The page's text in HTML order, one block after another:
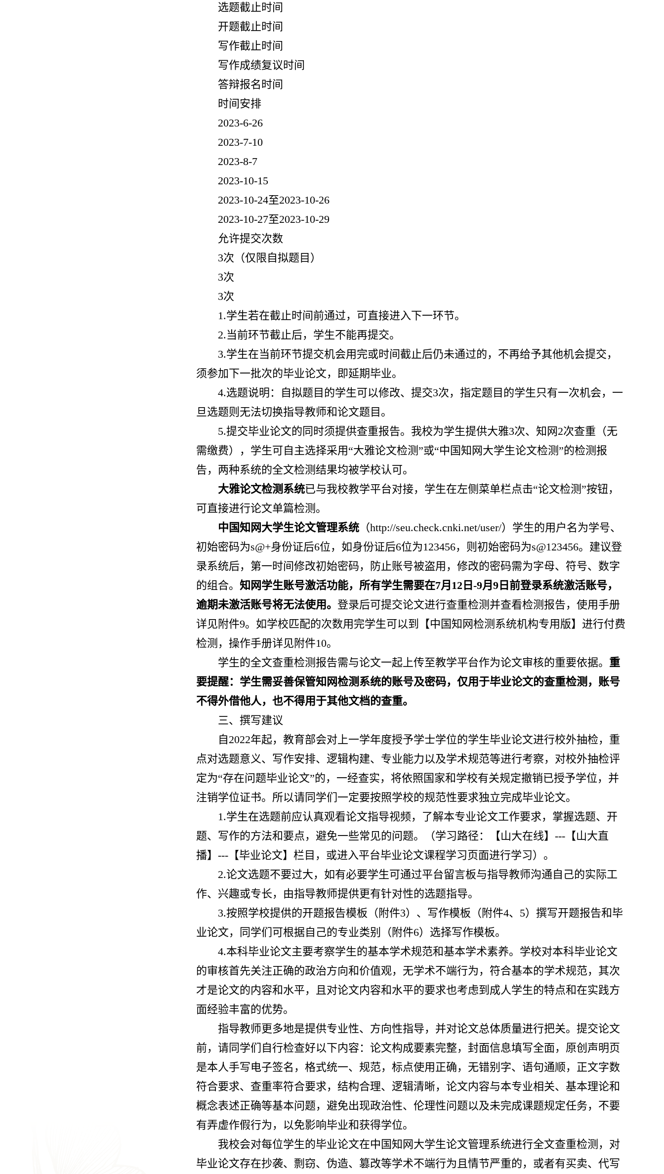
选题截止时间
开题截止时间
写作截止时间
写作成绩复议时间
答辩报名时间
时间安排
2023-6-26
2023-7-10
2023-8-7
2023-10-15
2023-10-24至2023-10-26
2023-10-27至2023-10-29
允许提交次数
3次（仅限自拟题目）
3次
3次
1.学生若在截止时间前通过，可直接进入下一环节。
2.当前环节截止后，学生不能再提交。
3.学生在当前环节提交机会用完或时间截止后仍未通过的，不再给予其他机会提交，
须参加下一批次的毕业论文，即延期毕业。
4.选题说明：自拟题目的学生可以修改、提交3次，指定题目的学生只有一次机会，一
旦选题则无法切换指导教师和论文题目。
5.提交毕业论文的同时须提供查重报告。我校为学生提供大雅3次、知网2次查重（无
需缴费），学生可自主选择采用“大雅论文检测”或“中国知网大学生论文检测”的检测报
告，两种系统的全文检测结果均被学校认可。
大雅论文检测系统已与我校教学平台对接，学生在左侧菜单栏点击“论文检测”按钮，
可直接进行论文单篇检测。
中国知网大学生论文管理系统 （http://seu.check.cnki.net/user/）学生的用户名为学号、
初始密码为s@+身份证后6位，如身份证后6位为123456，则初始密码为s@123456。建议登
录系统后，第一时间修改初始密码，防止账号被盗用，修改的密码需为字母、符号、数字
的组合。知网学生账号激活功能，所有学生需要在7月12日-9月9日前登录系统激活账号，
逾期未激活账号将无法使用。登录后可提交论文进行查重检测并查看检测报告，使用手册
详见附件9。如学校匹配的次数用完学生可以到【中国知网检测系统机构专用版】进行付费
检测，操作手册详见附件10。
学生的全文查重检测报告需与论文一起上传至教学平台作为论文审核的重要依据。 重
要提醒：学生需妥善保管知网检测系统的账号及密码，仅用于毕业论文的查重检测，账号
不得外借他人，也不得用于其他文档的查重。
三、撰写建议
自2022年起，教育部会对上一学年度授予学士学位的学生毕业论文进行校外抽检，重
点对选题意义、写作安排、逻辑构建、专业能力以及学术规范等进行考察，对校外抽检评
定为“存在问题毕业论文”的，一经查实，将依照国家和学校有关规定撤销已授予学位，并
注销学位证书。所以请同学们一定要按照学校的规范性要求独立完成毕业论文。
1.学生在选题前应认真观看论文指导视频，了解本专业论文工作要求，掌握选题、开
题、写作的方法和要点，避免一些常见的问题。（学习路径：【山大在线】---【山大直
播】---【毕业论文】栏目，或进入平台毕业论文课程学习页面进行学习）。
2.论文选题不要过大，如有必要学生可通过平台留言板与指导教师沟通自己的实际工
作、兴趣或专长，由指导教师提供更有针对性的选题指导。
3.按照学校提供的开题报告模板（附件3）、写作模板（附件4、5）撰写开题报告和毕
业论文，同学们可根据自己的专业类别（附件6）选择写作模板。
4.本科毕业论文主要考察学生的基本学术规范和基本学术素养。学校对本科毕业论文
的审核首先关注正确的政治方向和价值观，无学术不端行为，符合基本的学术规范，其次
才是论文的内容和水平，且对论文内容和水平的要求也考虑到成人学生的特点和在实践方
面经验丰富的优势。
指导教师更多地是提供专业性、方向性指导，并对论文总体质量进行把关。提交论文
前，请同学们自行检查好以下内容：论文构成要素完整，封面信息填写全面，原创声明页
是本人手写电子签名，格式统一、规范，标点使用正确，无错别字、语句通顺，正文字数
符合要求、查重率符合要求，结构合理、逻辑清晰，论文内容与本专业相关、基本理论和
概念表述正确等基本问题，避免出现政治性、伦理性问题以及未完成课题规定任务，不要
有弄虚作假行为，以免影响毕业和获得学位。
我校会对每位学生的毕业论文在中国知网大学生论文管理系统进行全文查重检测，对
毕业论文存在抄袭、剽窃、伪造、篡改等学术不端行为且情节严重的，或者有买卖、代写